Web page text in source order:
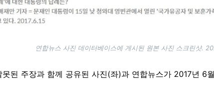
연합뉴스 사진 데이터베이스에 게시된 원본 사진 스크린샷.
된 주장과 함께 공유된 사진(좌)과 연합뉴스가 2017년 6